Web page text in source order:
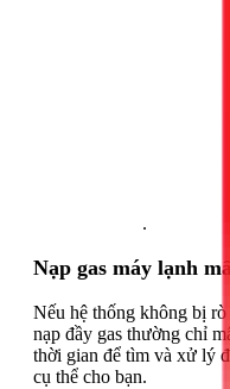
.
Nạp gas máy lạnh
Nếu hệ thống không bị
nạp đầy gas thường chỉ
thời gian để tìm và xử lý
cụ thể cho bạn.